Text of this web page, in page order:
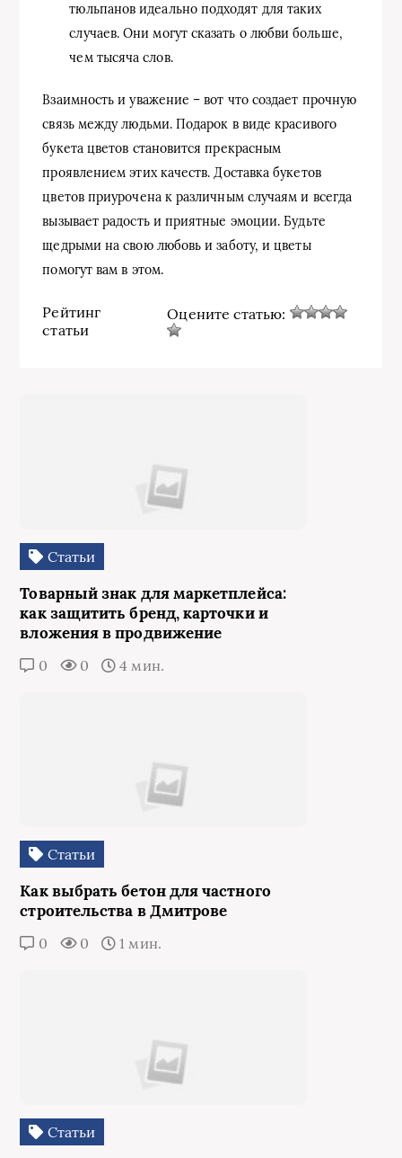
тюльпанов идеально подходят для таких
случаев. Они могут сказать о любви больше,
чем тысяча слов.
Взаимность и уважение – вот что создает прочную
связь между людьми. Подарок в виде красивого
букета цветов становится прекрасным
проявлением этих качеств. Доставка букетов
цветов приурочена к различным случаям и всегда
вызывает радость и приятные эмоции. Будьте
щедрыми на свою любовь и заботу, и цветы
помогут вам в этом.
Рейтинг
статьи
Оцените статью:
Статьи
Товарный знак для маркетплейса:
как защитить бренд, карточки и
вложения в продвижение
0 0 4 мин.
Статьи
Как выбрать бетон для частного
строительства в Дмитрове
0 0 1 мин.
Статьи